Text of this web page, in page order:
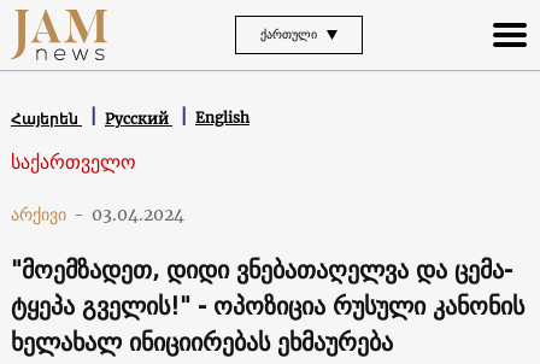
ᲥᲐᲠᲗᲣᲚᲘ
Հայերեն Русский English
საქართველო
არქივი - 03.04.2024
"მოემზადეთ, დიდი ვნებათაღელვა და ცემა-
ტყეპა გველის!" - ოპოზიცია რუსული კანონის
ხელახალ ინიციირებას ეხმაურება